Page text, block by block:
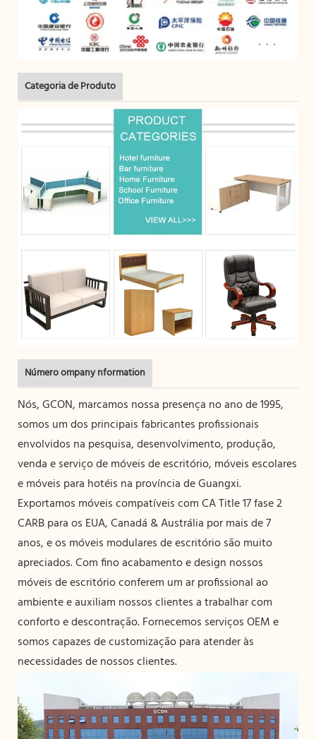
Categoria de Produto
Número ompany nformation
Nós, GCON, marcamos nossa presença no ano de 1995,
somos um dos principais fabricantes profissionais
envolvidos na pesquisa, desenvolvimento, produção,
venda e serviço de móveis de escritório, móveis escolares
e móveis para hotéis na província de Guangxi.
Exportamos móveis compatíveis com CA Title 17 fase 2
CARB para os EUA, Canadá & Austrália por mais de 7
anos, e os móveis modulares de escritório são muito
apreciados. Com fino acabamento e design nossos
móveis de escritório conferem um ar profissional ao
ambiente e auxiliam nossos clientes a trabalhar com
conforto e descontração. Fornecemos serviços OEM e
somos capazes de customização para atender às
necessidades de nossos clientes.